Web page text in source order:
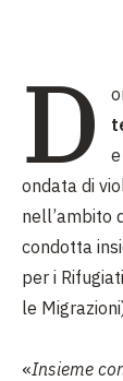
D
ondata di
nell’ambito
condotta
per i
le
«Insieme